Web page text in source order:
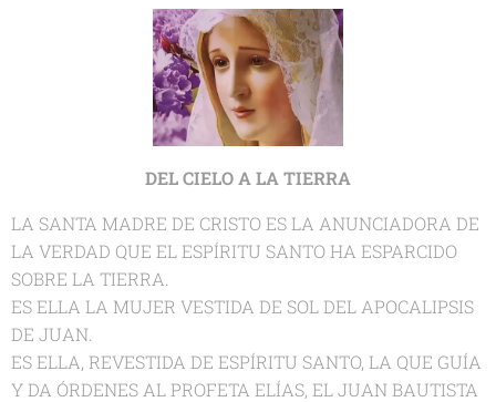
DEL CIELO A LA TIERRA
LA SANTA MADRE DE CRISTO ES LA ANUNCIADORA DE
LA VERDAD QUE EL ESPÍRITU SANTO HA ESPARCIDO
SOBRE LA TIERRA.
ES ELLA LA MUJER VESTIDA DE SOL DEL APOCALIPSIS
DE JUAN.
ES ELLA, REVESTIDA DE ESPÍRITU SANTO, LA QUE GUÍA
Y DA ÓRDENES AL PROFETA ELÍAS, EL JUAN BAUTISTA